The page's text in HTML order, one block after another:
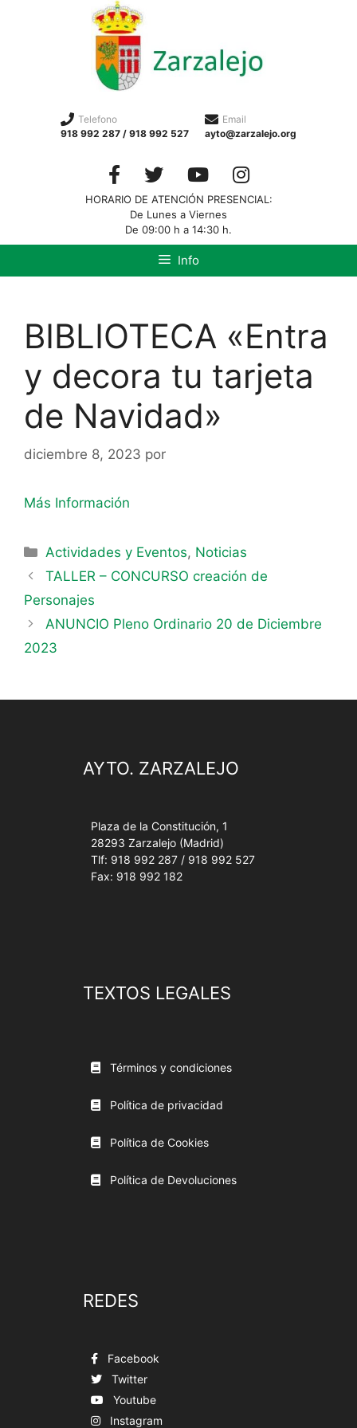
Telefono
918 992 287 / 918 992 527
Email
ayto@zarzalejo.org
HORARIO DE ATENCIÓN PRESENCIAL:
De Lunes a Viernes
De 09:00 h a 14:30 h.
Info
BIBLIOTECA «Entra
y decora tu tarjeta
de Navidad»
diciembre 8, 2023 por
Más Información
Actividades y Eventos, Noticias
TALLER – CONCURSO creación de
Personajes
ANUNCIO Pleno Ordinario 20 de Diciembre
2023
AYTO. ZARZALEJO
Plaza de la Constitución, 1
28293 Zarzalejo (Madrid)
Tlf: 918 992 287 / 918 992 527
Fax: 918 992 182
TEXTOS LEGALES
Términos y condiciones
Política de privacidad
Política de Cookies
Política de Devoluciones
REDES
Facebook
Twitter
Youtube
Instagram